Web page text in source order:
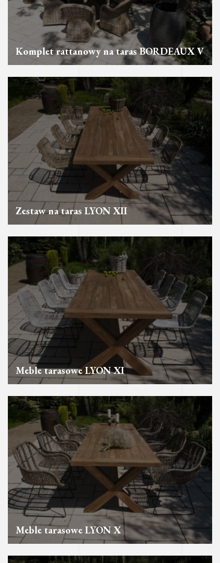
Komplet rattanowy na taras BORDEAUX V
Zestaw na taras LYON XII
Meble tarasowe LYON XI
Meble tarasowe LYON X